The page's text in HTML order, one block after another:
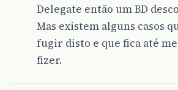
Delegate então um BD
Mas existem alguns casos
fugir disto e que fica até
fizer.